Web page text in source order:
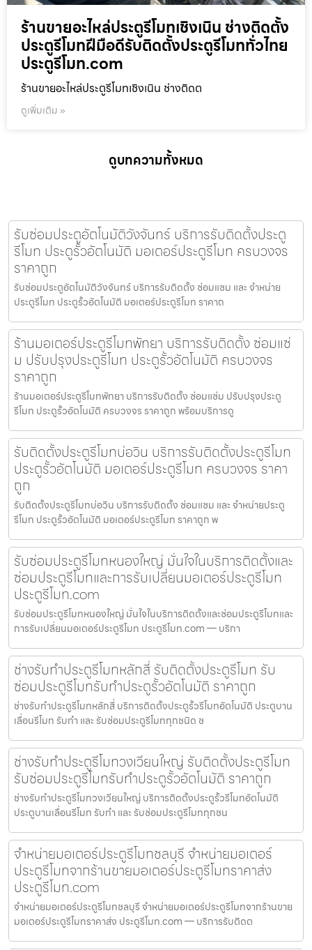
ร้านขายอะไหล่ประตูรีโมทเชิงเนิน ช่างติดตั้ง
ประตูรีโมทฝีมือดีรับติดตั้งประตูรีโมททั่วไทย
ประตูรีโมท.com
ร้านขายอะไหล่ประตูรีโมทเชิงเนิน ช่างติดต
ดูเพิ่มเติม »
ดูบทความทั้งหมด
รับซ่อมประตูอัตโนมัติวังจันทร์ บริการรับติดตั้งประตู
รีโมท ประตูรั้วอัตโนมัติ มอเตอร์ประตูรีโมท ครบวงจร
ราคาถูก
รับซ่อมประตูอัตโนมัติวังจันทร์ บริการรับติดตั้ง ซ่อมแซม และ จำหน่าย
ประตูรีโมท ประตูรั้วอัตโนมัติ มอเตอร์ประตูรีโมท ราคาถ
ร้านมอเตอร์ประตูรีโมทพัทยา บริการรับติดตั้ง ซ่อมแซ่
ม ปรับปรุงประตูรีโมท ประตูรั้วอัตโนมัติ ครบวงจร
ราคาถูก
ร้านมอเตอร์ประตูรีโมทพัทยา บริการรับติดตั้ง ซ่อมแซ่ม ปรับปรุงประตู
รีโมท ประตูรั้วอัตโนมัติ ครบวงจร ราคาถูก พร้อมบริการดู
รับติดตั้งประตูรีโมทบ่อวิน บริการรับติดตั้งประตูรีโมท
ประตูรั้วอัตโนมัติ มอเตอร์ประตูรีโมท ครบวงจร ราคา
ถูก
รับติดตั้งประตูรีโมทบ่อวิน บริการรับติดตั้ง ซ่อมแซม และ จำหน่ายประตู
รีโมท ประตูรั้วอัตโนมัติ มอเตอร์ประตูรีโมท ราคาถูก พ
รับซ่อมประตูรีโมทหนองใหญ่ มั่นใจในบริการติดตั้งและ
ซ่อมประตูรีโมทและการรับเปลี่ยนมอเตอร์ประตูรีโมท
ประตูรีโมท.com
รับซ่อมประตูรีโมทหนองใหญ่ มั่นใจในบริการติดตั้งและซ่อมประตูรีโมทและ
การรับเปลี่ยนมอเตอร์ประตูรีโมท ประตูรีโมท.com — บริกา
ช่างรับทำประตูรีโมทหลักสี่ รับติดตั้งประตูรีโมท รับ
ซ่อมประตูรีโมทรับทำประตูรั้วอัตโนมัติ ราคาถูก
ช่างรับทำประตูรีโมทหลักสี่ บริการติดตั้งประตูรั้วรีโมทอัตโนมัติ ประตูบาน
เลื่อนรีโมท รับทำ และ รับซ่อมประตูรีโมททุกชนิด ช
ช่างรับทำประตูรีโมทวงเวียนใหญ่ รับติดตั้งประตูรีโมท
รับซ่อมประตูรีโมทรับทำประตูรั้วอัตโนมัติ ราคาถูก
ช่างรับทำประตูรีโมทวงเวียนใหญ่ บริการติดตั้งประตูรั้วรีโมทอัตโนมัติ
ประตูบานเลื่อนรีโมท รับทำ และ รับซ่อมประตูรีโมททุกชน
จำหน่ายมอเตอร์ประตูรีโมทชลบุรี จำหน่ายมอเตอร์
ประตูรีโมทจากร้านขายมอเตอร์ประตูรีโมทราคาส่ง
ประตูรีโมท.com
จำหน่ายมอเตอร์ประตูรีโมทชลบุรี จำหน่ายมอเตอร์ประตูรีโมทจากร้านขาย
มอเตอร์ประตูรีโมทราคาส่ง ประตูรีโมท.com — บริการรับติดต